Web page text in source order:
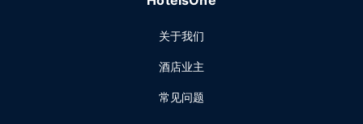
关于我们
酒店业主
常见问题